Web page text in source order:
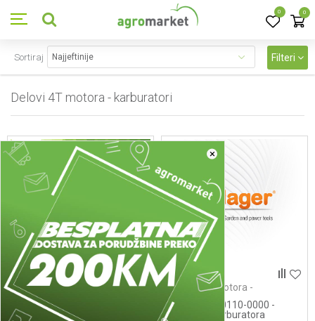
0 0
×
Delovi 4T motora - karburatori
Sortiraj Filteri
Delovi 4T motora -
karburatori
118551515/0 -
KARBURATOR
Delovi 4T motora -
karburatori
16003-Z010110-0000 -
Distanca karburatora